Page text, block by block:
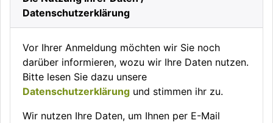
Datenschutzerklärung
Vor Ihrer Anmeldung möchten wir Sie noch
darüber informieren, wozu wir Ihre Daten nutzen.
Bitte lesen Sie dazu unsere
Datenschutzerklärung und stimmen ihr zu.
Wir nutzen Ihre Daten, um Ihnen per E-Mail